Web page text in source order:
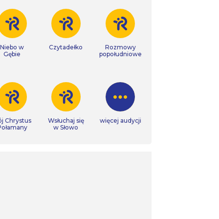
Niebo w
Gębie
Czytadełko
Rozmowy
popołudniowe
Chrystus
Wsłuchaj się
w Słowo
więcej audycji